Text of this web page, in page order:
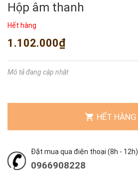
Hộp âm thanh
Hết hàng
1.102.000₫
Mô tả đang cập nhật
HẾT HÀNG
Đặt mua qua điện thoại (8h - 12h)
0966908228